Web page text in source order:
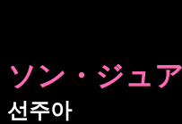
ソン・ジュア
선주아